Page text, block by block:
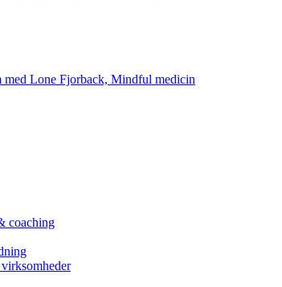
Lone Fjorback, Mindful medicin
coaching